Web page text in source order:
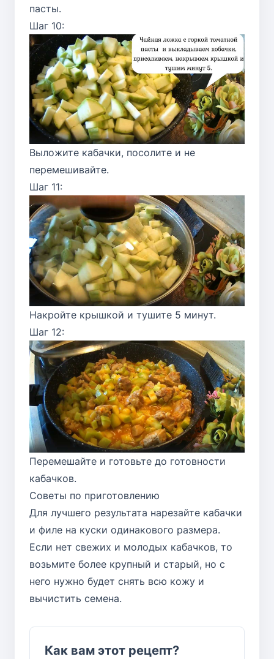
пасты.
Шаг 10:
Выложите кабачки, посолите и не
перемешивайте.
Шаг 11:
Накройте крышкой и тушите 5 минут.
Шаг 12:
Перемешайте и готовьте до готовности
кабачков.
Советы по приготовлению
Для лучшего результата нарезайте кабачки
и филе на куски одинакового размера.
Если нет свежих и молодых кабачков, то
возьмите более крупный и старый, но с
него нужно будет снять всю кожу и
вычистить семена.
Как вам этот рецепт?